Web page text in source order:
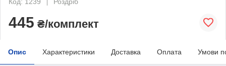
445 ₴/комплект
Опис Характеристики Доставка Оплата Умови